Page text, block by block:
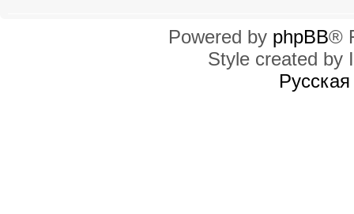
Powered by phpBB®
Style created by